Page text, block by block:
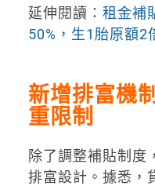
延伸閱讀： 租金補
50%，生1胎原額2
新增排富機
重限制
除了調整補貼制度
排富設計。據悉，